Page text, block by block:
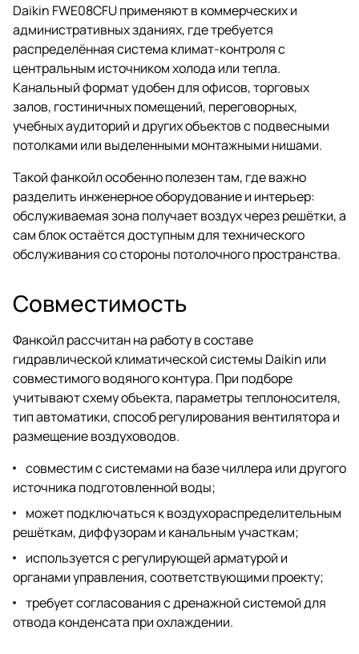
Daikin FWE08CFU применяют в коммерческих и
административных зданиях, где требуется
распределённая система климат-контроля с
центральным источником холода или тепла.
Канальный формат удобен для офисов, торговых
залов, гостиничных помещений, переговорных,
учебных аудиторий и других объектов с подвесными
потолками или выделенными монтажными нишами.
Такой фанкойл особенно полезен там, где важно
разделить инженерное оборудование и интерьер:
обслуживаемая зона получает воздух через решётки, а
сам блок остаётся доступным для технического
обслуживания со стороны потолочного пространства.
Совместимость
Фанкойл рассчитан на работу в составе
гидравлической климатической системы Daikin или
совместимого водяного контура. При подборе
учитывают схему объекта, параметры теплоносителя,
тип автоматики, способ регулирования вентилятора и
размещение воздуховодов.
совместим с системами на базе чиллера или другого
источника подготовленной воды;
может подключаться к воздухораспределительным
решёткам, диффузорам и канальным участкам;
используется с регулирующей арматурой и
органами управления, соответствующими проекту;
требует согласования с дренажной системой для
отвода конденсата при охлаждении.